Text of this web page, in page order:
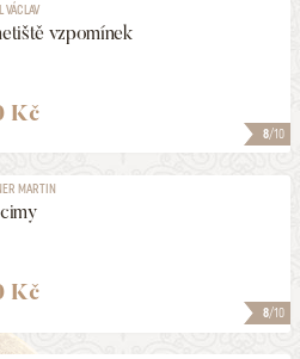
8/10
VÁCLAV
vzpomínek
Kč
8/10
MARTIN
Kč